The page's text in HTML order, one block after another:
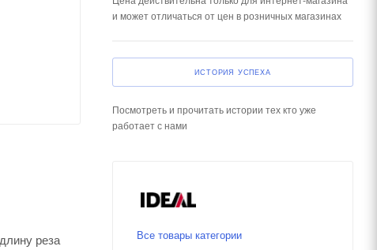
реза
и может отличаться от цен в розничных магазинах
ИСТОРИЯ УСПЕХА
Посмотреть и прочитать истории тех кто уже
работает с нами
Все товары категории